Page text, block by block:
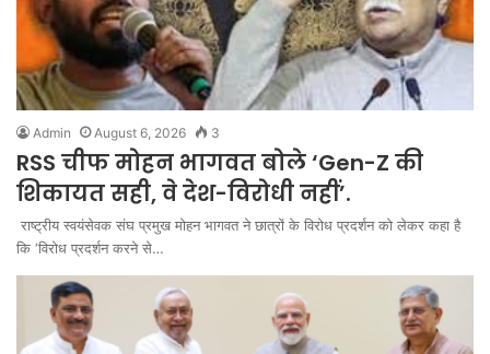
Admin August 6, 2026 3
RSS चीफ मोहन भागवत बोले ‘Gen-Z की
शिकायत सही, वे देश-विरोधी नहीं’.
राष्ट्रीय स्वयंसेवक संघ प्रमुख मोहन भागवत ने छात्रों के विरोध प्रदर्शन को लेकर कहा है
कि ‘विरोध प्रदर्शन करने से…